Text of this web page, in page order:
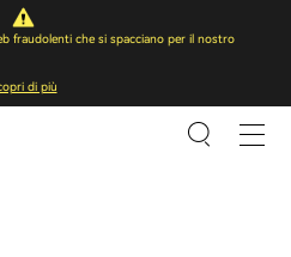
fraudolenti che si spacciano per il nostro
di più